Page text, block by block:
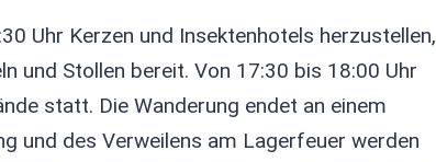
Uhr Kerzen und Insektenhotels herzustellen,
und Stollen bereit. Von 17:30 bis 18:00 Uhr
statt. Die Wanderung endet an einem
und des Verweilens am Lagerfeuer werden